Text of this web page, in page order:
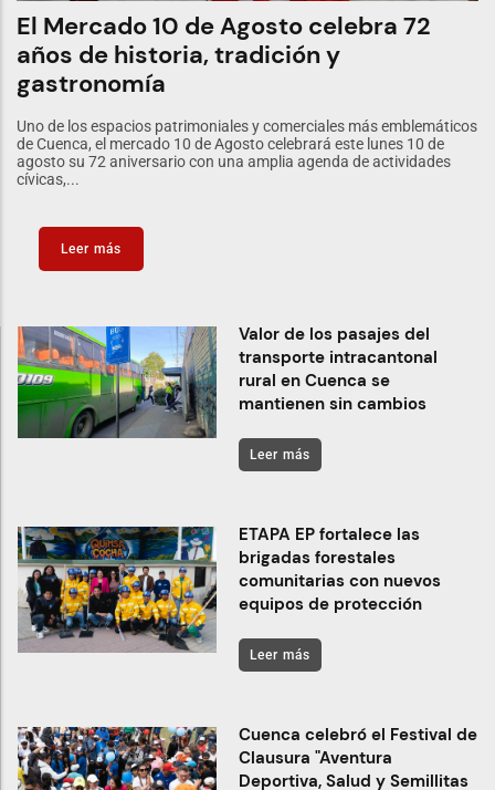
El Mercado 10 de Agosto celebra 72
años de historia, tradición y
gastronomía
Uno de los espacios patrimoniales y comerciales más emblemáticos
de Cuenca, el mercado 10 de Agosto celebrará este lunes 10 de
agosto su 72 aniversario con una amplia agenda de actividades
cívicas,...
Leer más
Valor de los pasajes del
transporte intracantonal
rural en Cuenca se
mantienen sin cambios
Leer más
ETAPA EP fortalece las
brigadas forestales
comunitarias con nuevos
equipos de protección
Leer más
Cuenca celebró el Festival de
Clausura "Aventura
Deportiva, Salud y Semillitas